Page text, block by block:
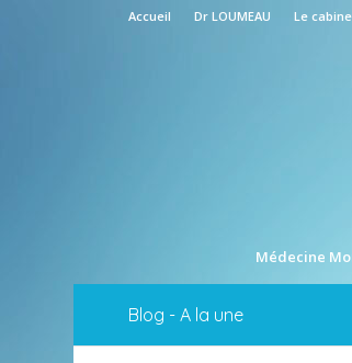
Accueil Dr LOUMEAU Le
Médecine
Blog - A la une